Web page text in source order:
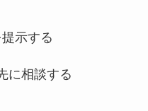
示する
に相談する